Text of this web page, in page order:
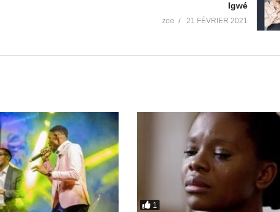
Igwé
zoe 21 FÉVRIER 2021
1